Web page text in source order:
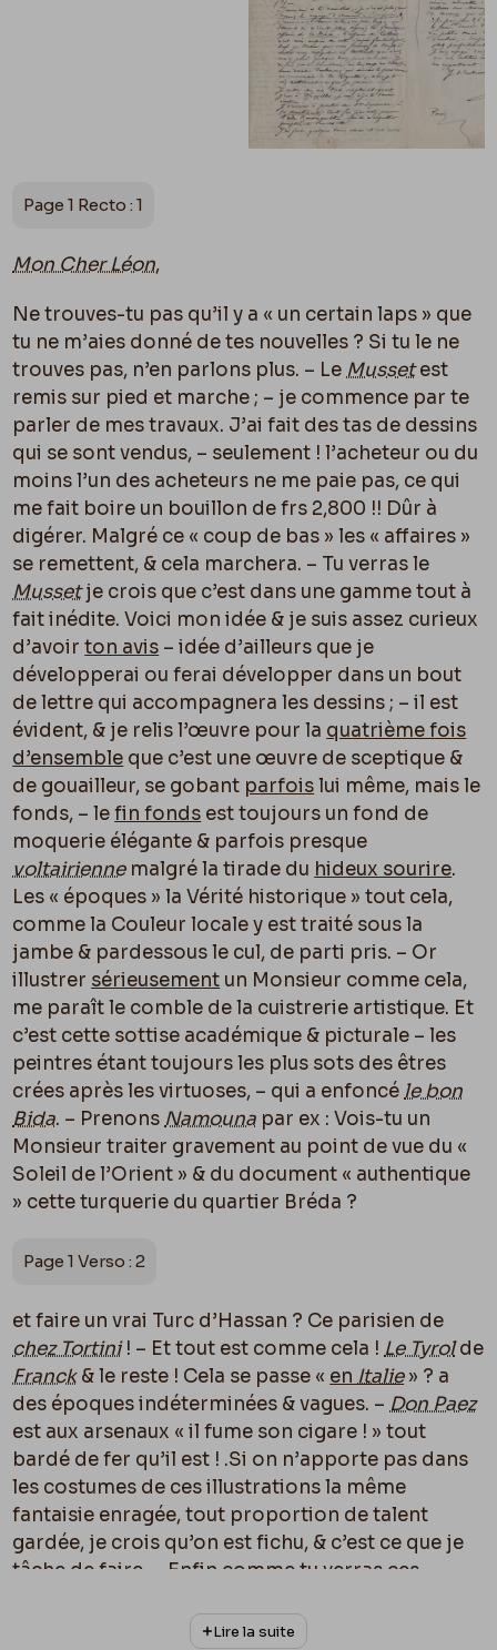
Page 1 Recto : 1
Mon Cher Léon,
Ne trouves-tu pas qu’il y a « un certain laps » que
tu ne m’aies donné de tes nouvelles ? Si tu le ne
trouves pas, n’en parlons plus. – Le Mussetest
remis sur pied et marche ; – je commence par te
parler de mes travaux. J’ai fait des tas de dessins
qui se sont vendus, – seulement ! l’acheteur ou du
moins l’un des acheteurs ne me paie pas, ce qui
me fait boire un bouillon de frs 2,800 !! Dûr à
digérer. Malgré ce « coup de bas » les « affaires »
se remettent, & cela marchera. – Tu verras le
Mussetje crois que c’est dans une gamme tout à
fait inédite. Voici mon idée & je suis assez curieux
d’avoirton avis – idée d’ailleurs que je
développerai ou ferai développer dans un bout
de lettre qui accompagnera les dessins ; – il est
évident, & je relis l’œuvre pour la quatrième fois
d’ensemble que c’est une œuvre de sceptique &
de gouailleur, se gobant parfoislui même, mais le
fonds, – lefin fonds est toujours un fond de
moquerie élégante & parfois presque
voltairiennemalgré la tirade du hideux sourire.
Les « époques » la Vérité historique » tout cela,
comme la Couleur locale y est traité sous la
jambe & pardessous le cul, de parti pris. – Or
illustrer sérieusement un Monsieur comme cela,
me paraît le comble de la cuistrerie artistique. Et
c’est cette sottise académique & picturale – les
peintres étant toujours les plus sots des êtres
crées après les virtuoses, – qui a enfoncé le bon
Bida. – Prenons Namouna par ex : Vois-tu un
Monsieur traiter gravement au point de vue du «
Soleil de l’Orient » & du document « authentique
» cette turquerie du quartier Bréda ?
Page 1 Verso : 2
et faire un vrai Turc d’Hassan ? Ce parisien de
chez Tortini! – Et tout est comme cela ! Le Tyrolde
Franck& le reste ! Cela se passe « en Italie» ? a
des époques indéterminées & vagues. – Don Paez
est aux arsenaux « il fume son cigare ! » tout
bardé de fer qu’il est ! .Si on n’apporte pas dans
les costumes de ces illustrations la même
fantaisie enragée, tout proportion de talent
gardée, je crois qu’on est fichu, & c’est ce que je
tâche de faire. – Enfin comme tu verras ces
diras ton avis. Seulement dis moi d’avance
Lire la suite